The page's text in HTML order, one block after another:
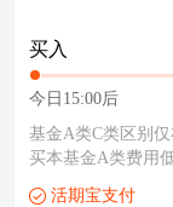
买入
今日15:00后
基金A类C类区别
买本基金A类费用低
活期宝支付